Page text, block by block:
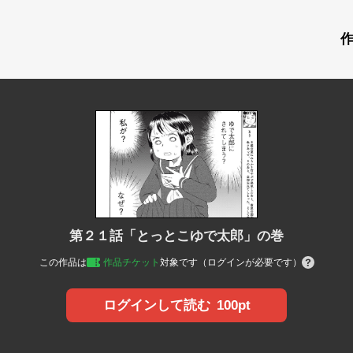
第２１話「とっとこゆで太郎」の巻
この作品は 作品チケット 対象です（ログインが必要です）
ログインして読む 100pt